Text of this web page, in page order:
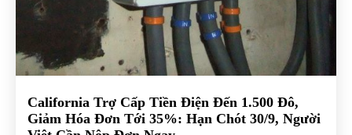
California Trợ Cấp Tiền Điện Đến 1.500 Đô,
Giảm Hóa Đơn Tới 35%: Hạn Chót 30/9, Người